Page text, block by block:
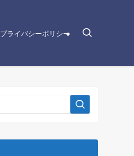
プライバシーポリシー